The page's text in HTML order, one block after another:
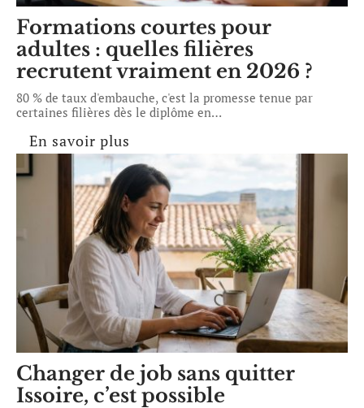
Formations courtes pour
adultes : quelles filières
recrutent vraiment en 2026 ?
80 % de taux d'embauche, c'est la promesse tenue par
certaines filières dès le diplôme en…
En savoir plus
Changer de job sans quitter
Issoire, c’est possible